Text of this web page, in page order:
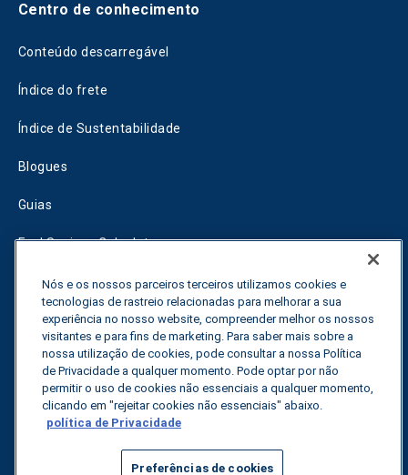
Centro de conhecimento
Conteúdo descarregável
Índice do frete
Índice de Sustentabilidade
Blogues
Guias
Fuel Savings Calculator
Calculadora de otimização do transporte
Rastreador de tarifas
Contactar-nos
Todos os direitos reservados. Política de privacidade
Nós e os nossos parceiros terceiros utilizamos cookies e
tecnologias de rastreio relacionadas para melhorar a sua
experiência no nosso website, compreender melhor os nossos
visitantes e para fins de marketing. Para saber mais sobre a
nossa utilização de cookies, pode consultar a nossa Política
de Privacidade a qualquer momento. Pode optar por não
permitir o uso de cookies não essenciais a qualquer momento,
clicando em "rejeitar cookies não essenciais" abaixo.
política de Privacidade
Preferências de cookies